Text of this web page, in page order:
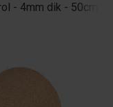
- 4mm dik - 50cm